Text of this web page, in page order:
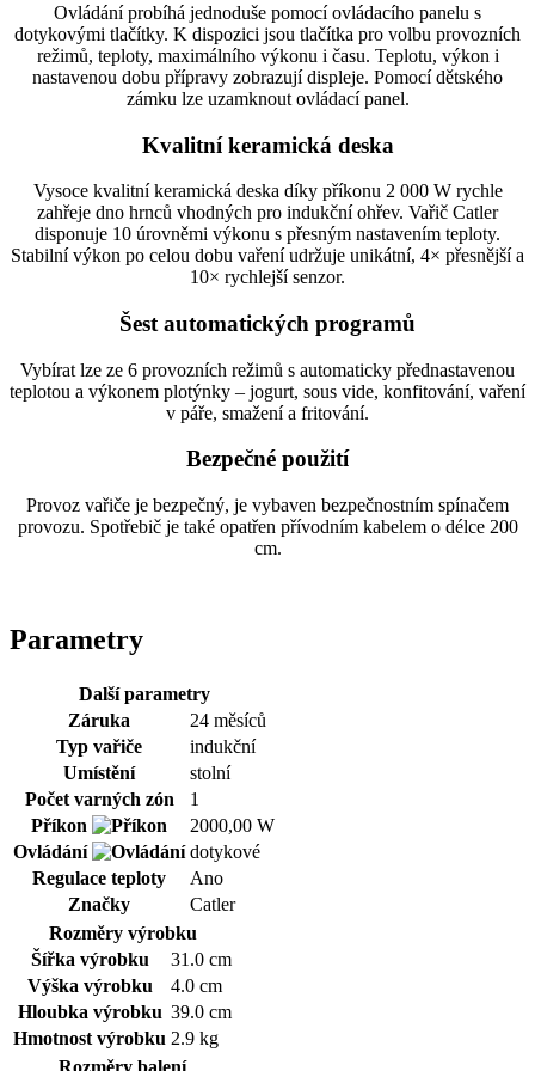
Ovládání probíhá jednoduše pomocí ovládacího panelu s
dotykovými tlačítky. K dispozici jsou tlačítka pro volbu provozních
režimů, teploty, maximálního výkonu i času. Teplotu, výkon i
nastavenou dobu přípravy zobrazují displeje. Pomocí dětského
zámku lze uzamknout ovládací panel.
Kvalitní keramická deska
Vysoce kvalitní keramická deska díky příkonu 2 000 W rychle
zahřeje dno hrnců vhodných pro indukční ohřev. Vařič Catler
disponuje 10 úrovněmi výkonu s přesným nastavením teploty.
Stabilní výkon po celou dobu vaření udržuje unikátní, 4× přesnější a
10× rychlejší senzor.
Šest automatických programů
Vybírat lze ze 6 provozních režimů s automaticky přednastavenou
teplotou a výkonem plotýnky – jogurt, sous vide, konfitování, vaření
v páře, smažení a fritování.
Bezpečné použití
Provoz vařiče je bezpečný, je vybaven bezpečnostním spínačem
provozu. Spotřebič je také opatřen přívodním kabelem o délce 200
cm.
Parametry
Další parametry
Záruka
24 měsíců
Typ vařiče
indukční
Umístění
stolní
Počet varných zón
1
Příkon
2000,00 W
Ovládání
dotykové
Regulace teploty
Ano
Značky
Catler
Rozměry výrobku
Šířka výrobku
31.0 cm
Výška výrobku
4.0 cm
Hloubka výrobku 39.0 cm
Hmotnost výrobku 2.9 kg
Rozměry balení